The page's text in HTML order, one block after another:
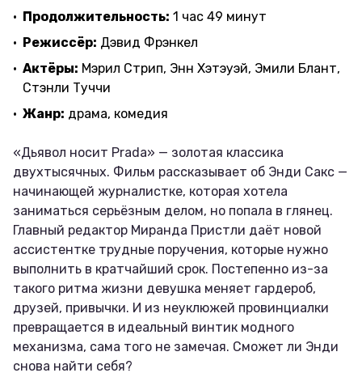
Продолжительность: 1 час 49 минут
Режиссёр: Дэвид Фрэнкел
Актёры: Мэрил Стрип, Энн Хэтэуэй, Эмили Блант,
Стэнли Туччи
Жанр: драма, комедия
«Дьявол носит Prada» — золотая классика
двухтысячных. Фильм рассказывает об Энди Сакс —
начинающей журналистке, которая хотела
заниматься серьёзным делом, но попала в глянец.
Главный редактор Миранда Пристли даёт новой
ассистентке трудные поручения, которые нужно
выполнить в кратчайший срок. Постепенно из-за
такого ритма жизни девушка меняет гардероб,
друзей, привычки. И из неуклюжей провинциалки
превращается в идеальный винтик модного
механизма, сама того не замечая. Сможет ли Энди
снова найти себя?